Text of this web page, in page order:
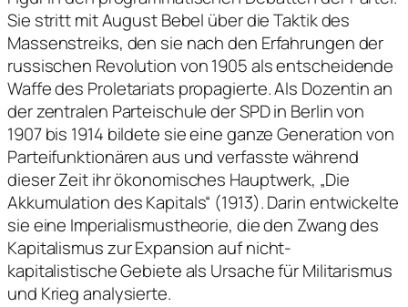
Sie stritt mit August Bebel über die Taktik des
Massenstreiks, den sie nach den Erfahrungen der
russischen Revolution von 1905 als entscheidende
Waffe des Proletariats propagierte. Als Dozentin an
der zentralen Parteischule der SPD in Berlin von
1907 bis 1914 bildete sie eine ganze Generation von
Parteifunktionären aus und verfasste während
dieser Zeit ihr ökonomisches Hauptwerk, „Die
Akkumulation des Kapitals“ (1913). Darin entwickelte
sie eine Imperialismustheorie, die den Zwang des
Kapitalismus zur Expansion auf nicht-
kapitalistische Gebiete als Ursache für Militarismus
und Krieg analysierte.